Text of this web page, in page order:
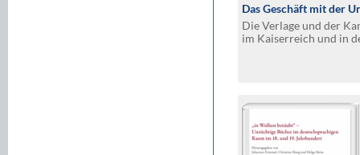
Das Geschäft mit der
Die Verlage und der
im Kaiserreich und in